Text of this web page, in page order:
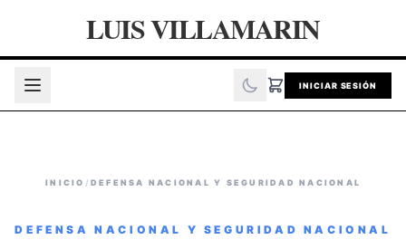
LUIS VILLAMARIN
INICIAR SESIÓN
INICIO / DEFENSA NACIONAL Y SEGURIDAD NACIONAL
DEFENSA NACIONAL Y SEGURIDAD NACIONAL